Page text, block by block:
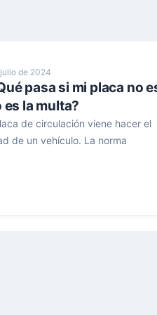
de 2024
pasa si mi placa no
la multa?
de circulación viene hacer el
de un vehículo. La norma